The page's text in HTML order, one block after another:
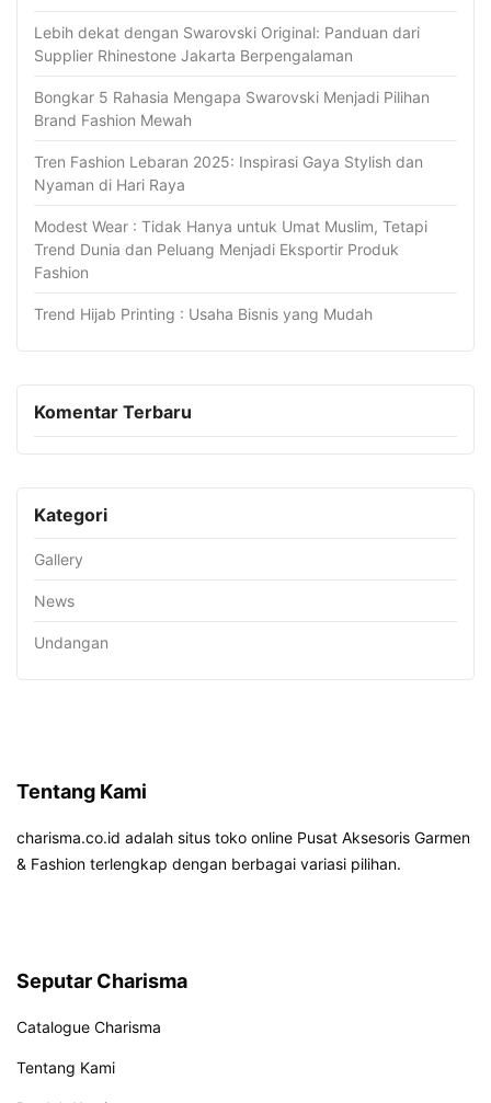
Lebih dekat dengan Swarovski Original: Panduan dari
Supplier Rhinestone Jakarta Berpengalaman
Bongkar 5 Rahasia Mengapa Swarovski Menjadi Pilihan
Brand Fashion Mewah
Tren Fashion Lebaran 2025: Inspirasi Gaya Stylish dan
Nyaman di Hari Raya
Modest Wear : Tidak Hanya untuk Umat Muslim, Tetapi
Trend Dunia dan Peluang Menjadi Eksportir Produk
Fashion
Trend Hijab Printing : Usaha Bisnis yang Mudah
Komentar Terbaru
Kategori
Gallery
News
Undangan
Tentang Kami
charisma.co.id adalah situs toko online Pusat Aksesoris Garmen
& Fashion terlengkap dengan berbagai variasi pilihan.
Seputar Charisma
Catalogue Charisma
Tentang Kami